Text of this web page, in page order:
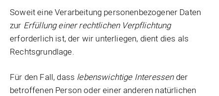
Soweit eine Verarbeitung personenbezogener Daten
zur Erfüllung einer rechtlichen Verpflichtung
erforderlich ist, der wir unterliegen, dient dies als
Rechtsgrundlage.
Für den Fall, dass lebenswichtige Interessender
betroffenen Person oder einer anderen natürlichen